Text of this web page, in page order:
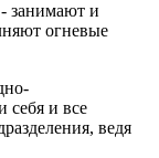
занимают и
огневые
себя и все
ведя